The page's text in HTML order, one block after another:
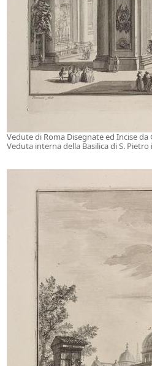
Vedute di Roma Disegnate ed Incise
Veduta interna della Basilica di S. Pietro